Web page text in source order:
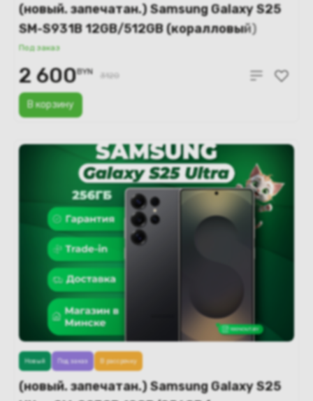
(новый. запечатан.) Samsung Galaxy S25
SM-S931B 12GB/512GB (коралловый)
Под заказ
В корзину
2 600BYN 3120
(новый. запечатан.) Samsung Galaxy S25
Новый Под заказ В рассрочку